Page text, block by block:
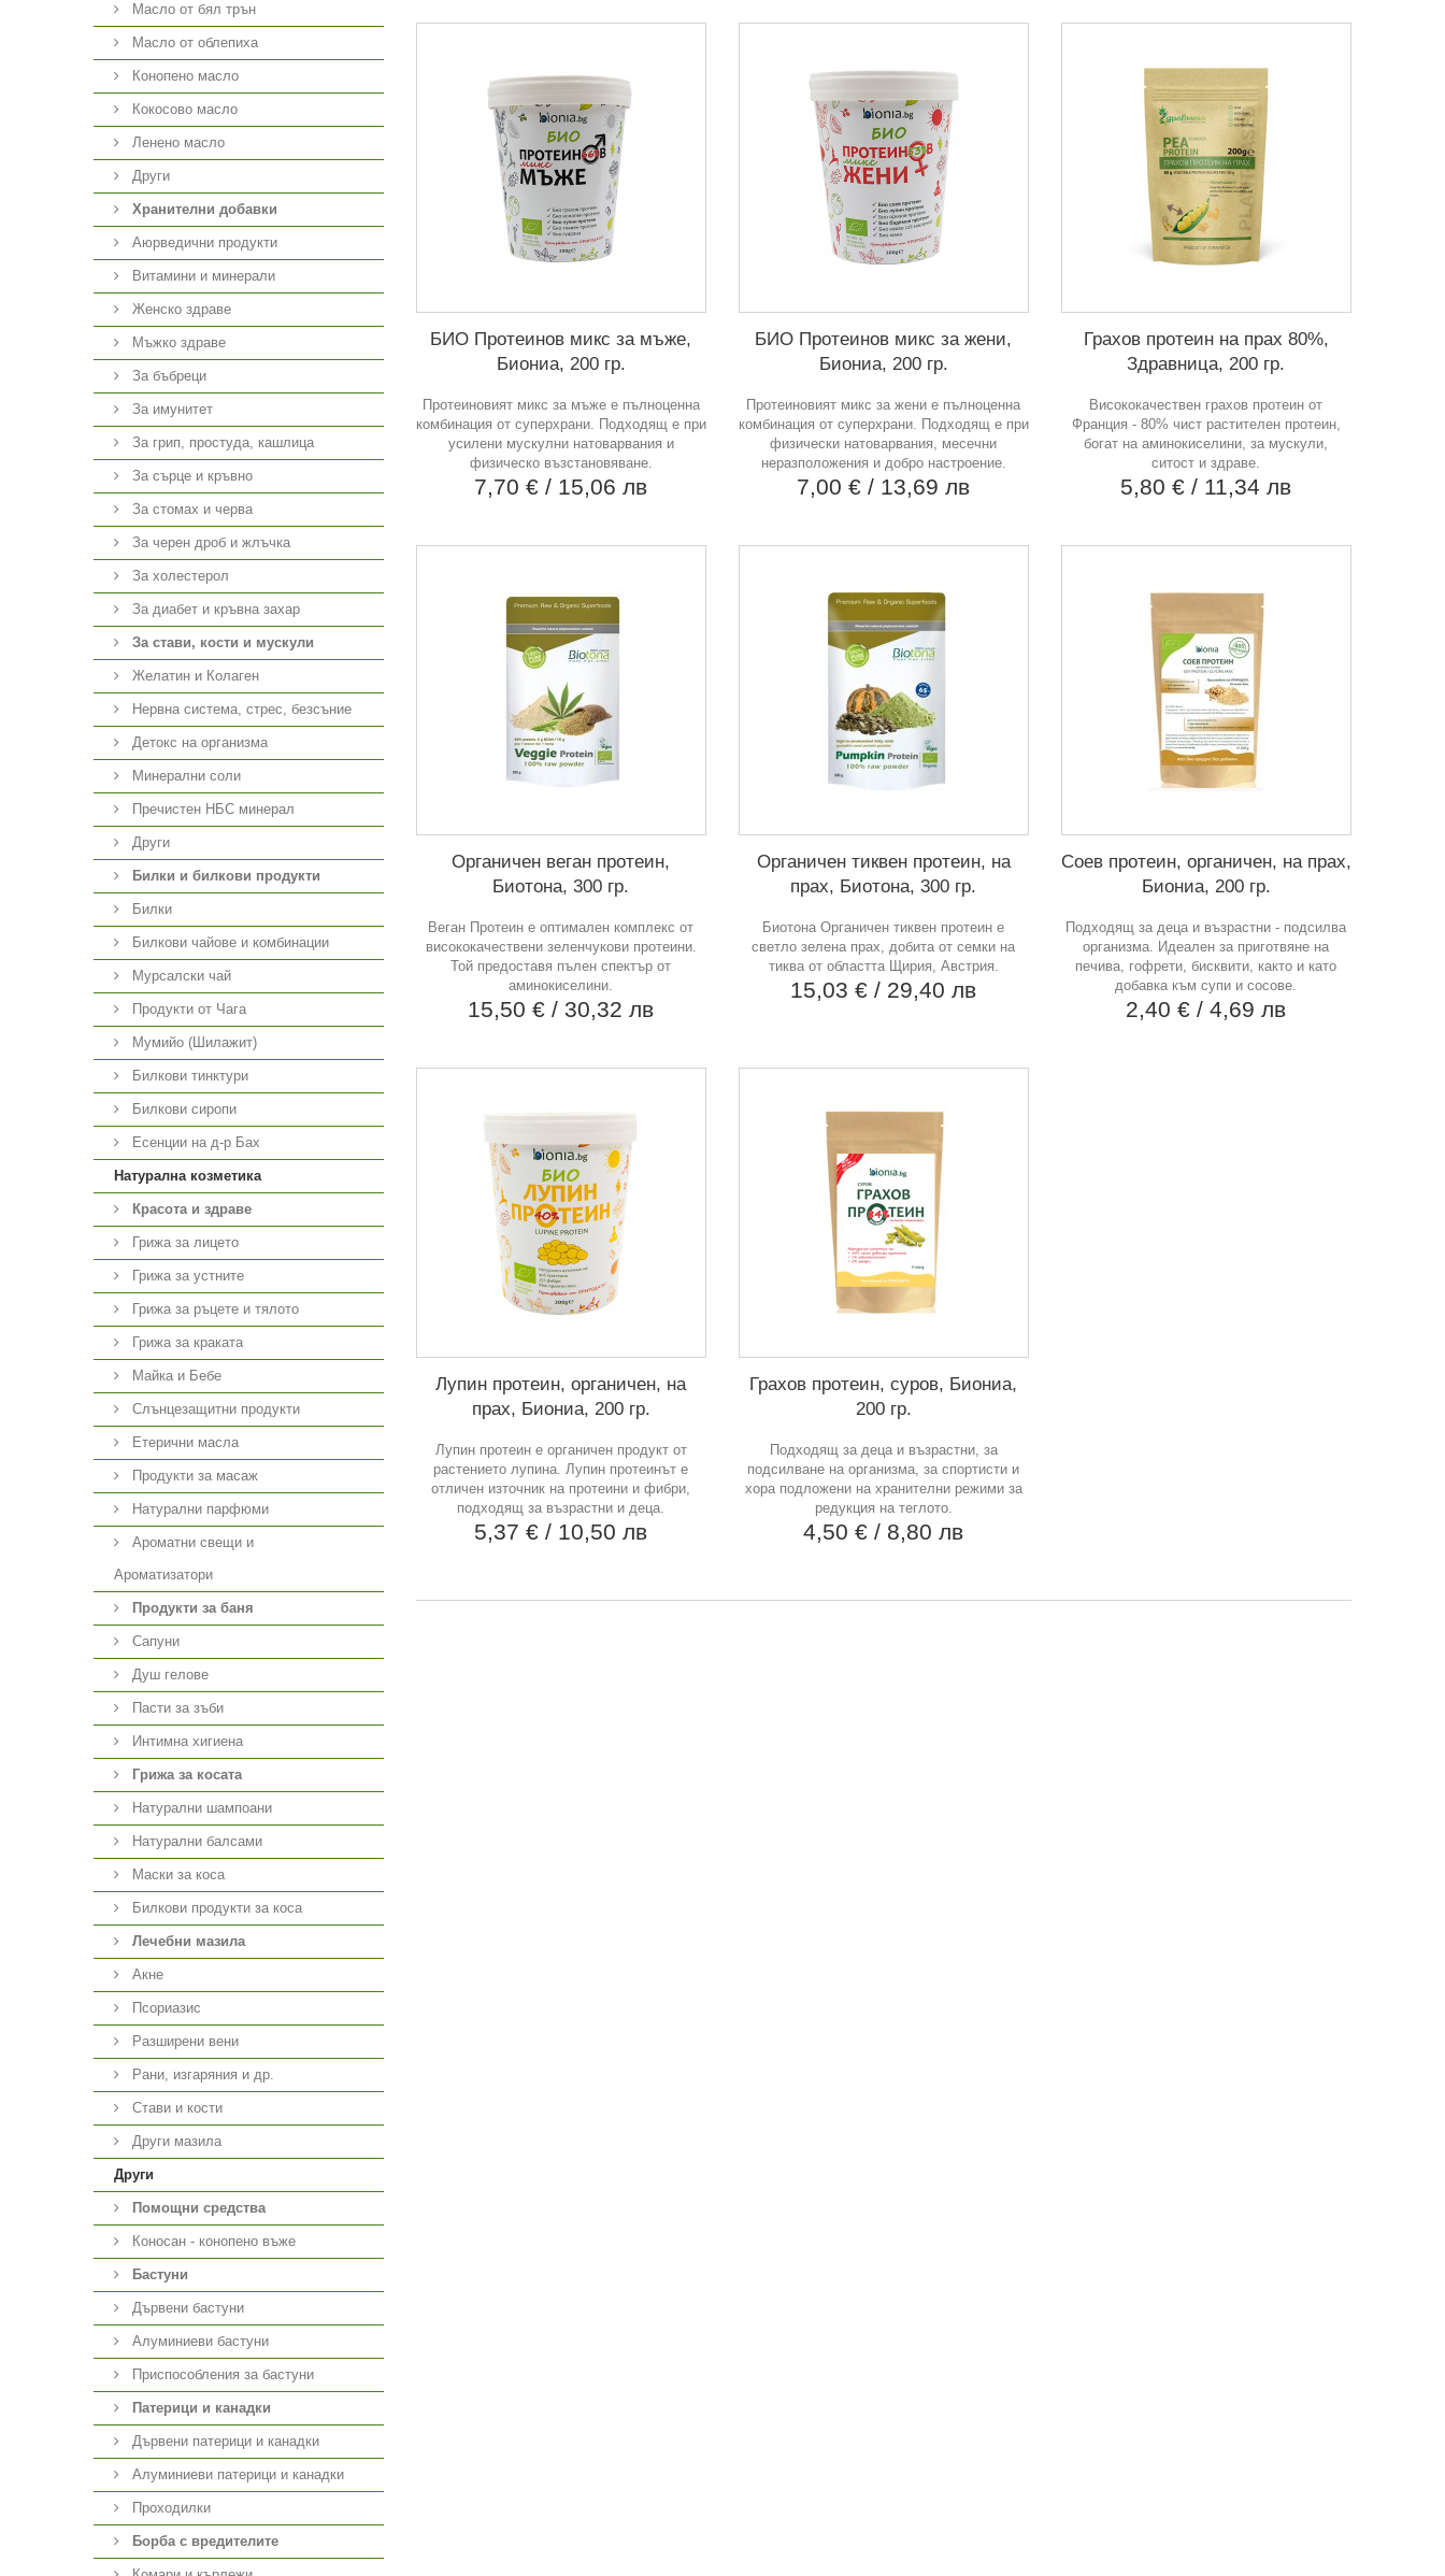
Масло от бял трън
Масло от облепиха
Конопено масло
Кокосово масло
Ленено масло
Други
Хранителни добавки
Аюрведични продукти
Витамини и минерали
Женско здраве
Мъжко здраве
За бъбреци
За имунитет
За грип, простуда, кашлица
За сърце и кръвно
За стомах и черва
За черен дроб и жлъчка
За холестерол
За диабет и кръвна захар
За стави, кости и мускули
Желатин и Колаген
Нервна система, стрес, безсъние
Детокс на организма
Минерални соли
Пречистен НБС минерал
Други
Билки и билкови продукти
Билки
Билкови чайове и комбинации
Мурсалски чай
Продукти от Чага
Мумийо (Шилажит)
Билкови тинктури
Билкови сиропи
Есенции на д-р Бах
Натурална козметика
Красота и здраве
Грижа за лицето
Грижа за устните
Грижа за ръцете и тялото
Грижа за краката
Майка и Бебе
Слънцезащитни продукти
Етерични масла
Продукти за масаж
Натурални парфюми
Ароматни свещи и
Ароматизатори
Продукти за баня
Сапуни
Душ гелове
Пасти за зъби
Интимна хигиена
Грижа за косата
Натурални шампоани
Натурални балсами
Маски за коса
Билкови продукти за коса
Лечебни мазила
Акне
Псориазис
Разширени вени
Рани, изгаряния и др.
Стави и кости
Други мазила
Други
Помощни средства
Коносан - конопено въже
Бастуни
Дървени бастуни
Алуминиеви бастуни
Приспособления за бастуни
Патерици и канадки
Дървени патерици и канадки
Алуминиеви патерици и канадки
Проходилки
Борба с вредителите
БИО Протеинов микс за мъже,
Биониа, 200 гр.
Протеиновият микс за мъже е пълноценна
комбинация от суперхрани. Подходящ е при
усилени мускулни натоварвания и
физическо възстановяване.
7,70 €/ 15,06 лв
БИО Протеинов микс за жени,
Биониа, 200 гр.
Протеиновият микс за жени е пълноценна
комбинация от суперхрани. Подходящ е при
физически натоварвания, месечни
неразположения и добро настроение.
7,00 €/ 13,69 лв
Грахов протеин на прах 80%,
Здравница, 200 гр.
Висококачествен грахов протеин от
Франция - 80% чист растителен протеин,
богат на аминокиселини, за мускули,
ситост и здраве.
5,80 €/ 11,34 лв
Органичен веган протеин,
Биотона, 300 гр.
Веган Протеин е оптимален комплекс от
висококачествени зеленчукови протеини.
Той предоставя пълен спектър от
аминокиселини.
15,50 €/ 30,32 лв
Органичен тиквен протеин, на
прах, Биотона, 300 гр.
Биотона Органичен тиквен протеин е
светло зелена прах, добита от семки на
тиква от областта Щирия, Австрия.
15,03 €/ 29,40 лв
Соев протеин, органичен, на прах,
Биониа, 200 гр.
Подходящ за деца и възрастни - подсилва
организма. Идеален за приготвяне на
печива, гофрети, бисквити, както и като
добавка към супи и сосове.
2,40 €/ 4,69 лв
Лупин протеин, органичен, на
прах, Биониа, 200 гр.
Лупин протеин е органичен продукт от
растението лупина. Лупин протеинът е
отличен източник на протеини и фибри,
подходящ за възрастни и деца.
5,37 €/ 10,50 лв
Грахов протеин, суров, Биониа,
200 гр.
Подходящ за деца и възрастни, за
подсилване на организма, за спортисти и
хора подложени на хранителни режими за
редукция на теглото.
4,50 €/ 8,80 лв